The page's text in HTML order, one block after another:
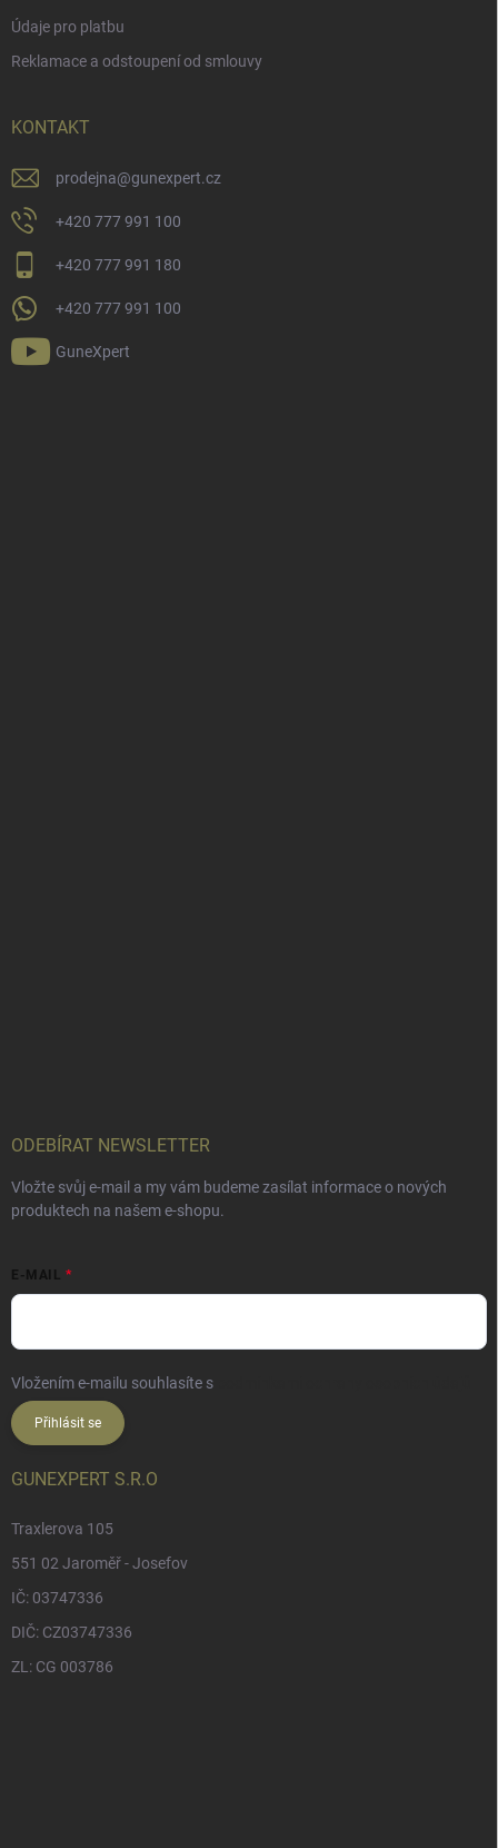
Údaje pro platbu
Reklamace a odstoupení od smlouvy
KONTAKT
prodejna@gunexpert.cz
+420 777 991 100
+420 777 991 180
+420 777 991 100
GuneXpert
ODEBÍRAT NEWSLETTER
Vložte svůj e-mail a my vám budeme zasílat informace o nových
produktech na našem e-shopu.
E-MAIL
Vložením e-mailu souhlasíte s
Přihlásit se
GUNEXPERT S.R.O
Traxlerova 105
551 02 Jaroměř - Josefov
IČ: 03747336
DIČ: CZ03747336
ZL: CG 003786